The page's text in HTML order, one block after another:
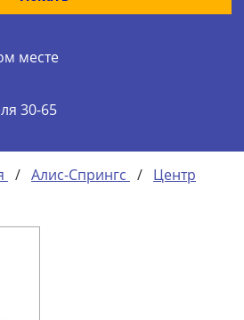
месте
30-65
/ Алис-Спрингс / Центр